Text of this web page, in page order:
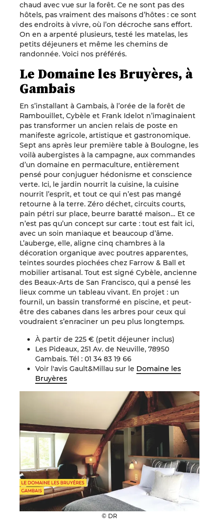
chaud avec vue sur la forêt. Ce ne sont pas des
hôtels, pas vraiment des maisons d’hôtes : ce sont
des endroits à vivre, où l’on décroche sans effort.
On en a arpenté plusieurs, testé les matelas, les
petits déjeuners et même les chemins de
randonnée. Voici nos préférés.
Le Domaine les Bruyères, à
Gambais
En s’installant à Gambais, à l’orée de la forêt de
Rambouillet, Cybèle et Frank Idelot n’imaginaient
pas transformer un ancien relais de poste en
manifeste agricole, artistique et gastronomique.
Sept ans après leur première table à Boulogne, les
voilà aubergistes à la campagne, aux commandes
d’un domaine en permaculture, entièrement
pensé pour conjuguer hédonisme et conscience
verte. Ici, le jardin nourrit la cuisine, la cuisine
nourrit l’esprit, et tout ce qui n’est pas mangé
retourne à la terre. Zéro déchet, circuits courts,
pain pétri sur place, beurre baratté maison… Et ce
n’est pas qu’un concept sur carte : tout est fait ici,
avec un soin maniaque et beaucoup d’âme.
L’auberge, elle, aligne cinq chambres à la
décoration organique avec poutres apparentes,
teintes sourdes piochées chez Farrow & Ball et
mobilier artisanal. Tout est signé Cybèle, ancienne
des Beaux-Arts de San Francisco, qui a pensé les
lieux comme un tableau vivant. En projet : un
fournil, un bassin transformé en piscine, et peut-
être des cabanes dans les arbres pour ceux qui
voudraient s’enraciner un peu plus longtemps.
À partir de 225 € (petit déjeuner inclus)
Les Pideaux, 251 Av. de Neuville, 78950
Gambais. Tél : 01 34 83 19 66
Voir l'avis Gault&Millau sur le Domaine les
Bruyères
© DR